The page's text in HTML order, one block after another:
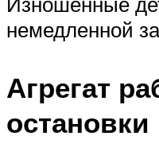
немедленной
Агрегат
остановки